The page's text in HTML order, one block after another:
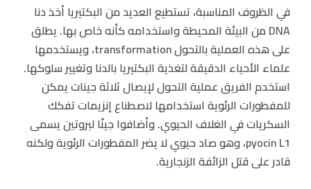
في الظروف المناسبة، تستطيع العديد من البكتيريا أخذ دنا
DNA من البيئة المحيطة واستخدامه كأنه خاص بها. يطلق
على هذه العملية بالتحول transformation، ويستخدمها
علماء الأحياء الدقيقة لتغذية البكتيريا بالدنا وتغيير سلوكها.
استخدم الفريق عملية التحول لإيصال ثلاثة جينات يمكن
للمفطورات الرئوية استخدامها لاصطناع إنزيمات تفكك
السكريات في الغلاف الحيوي. وأضافوا جينًا لبروتين يسمى
pyocin L1، وهو صاد حيوي لا يضر المفطورات الرئوية ولكنه
قادر على قتل الزائفة الزنجارية.